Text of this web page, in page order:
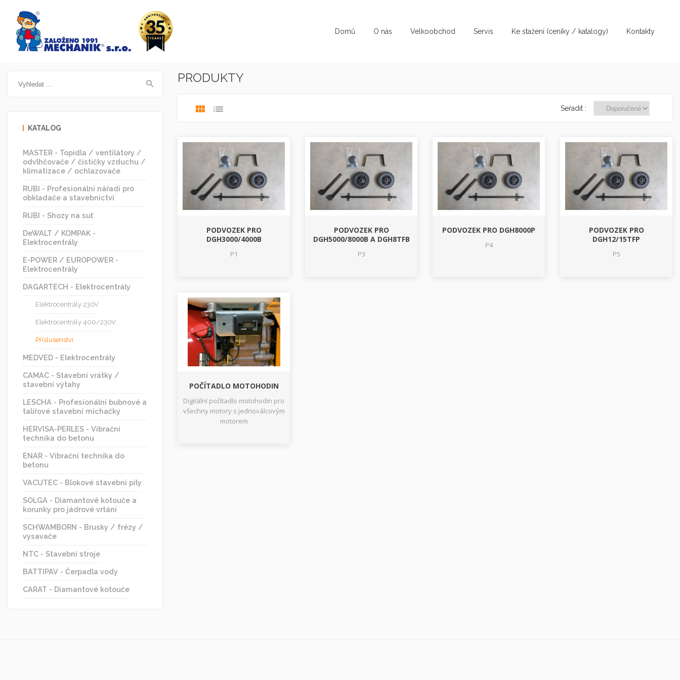
Domů O nás Velkoobchod Servis Ke stažení (ceníky / katalogy) Kontakty
KATALOG
MASTER - Topidla / ventilátory /
odvlhčovače / čističky vzduchu /
klimatizace / ochlazovače
RUBI - Profesionální nářadí pro
obkladače a stavebnictví
RUBI - Shozy na suť
DeWALT / KOMPAK -
Elektrocentrály
E-POWER / EUROPOWER -
Elektrocentrály
DAGARTECH - Elektrocentrály
Elektrocentrály 230V
Elektrocentrály 400/230V
Příslušenství
MEDVED - Elektrocentrály
CAMAC - Stavební vrátky /
stavební výtahy
LESCHA - Profesionální bubnové a
talířové stavební míchačky
HERVISA-PERLES - Vibrační
technika do betonu
ENAR - Vibrační technika do
betonu
VACUTEC - Blokové stavební pily
SOLGA - Diamantové kotouče a
korunky pro jádrové vrtání
SCHWAMBORN - Brusky / frézy /
vysavače
NTC - Stavební stroje
BATTIPAV - Čerpadla vody
CARAT - Diamantové kotouče
PRODUKTY
Seřadit :
PODVOZEK PRO
DGH3000/4000B
P1
PODVOZEK PRO
DGH5000/8000B A DGH8TFB
P3
PODVOZEK PRO DGH8000P
P4
PODVOZEK PRO
DGH12/15TFP
P5
POČÍTADLO MOTOHODIN
Digitální počítadlo motohodin pro
všechny motory s jednoválcovým
motorem